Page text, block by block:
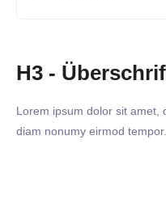
H3 -
Lorem ipsum dolor sit amet,
diam nonumy eirmod tempor.